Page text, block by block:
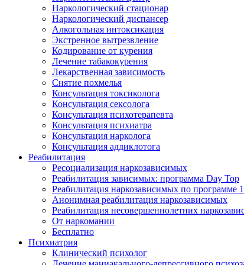
Наркологический стационар
Наркологический диспансер
Алкогольная интоксикация
Экстренное вытрезвление
Кодирование от курения
Лечение табакокурения
Лекарственная зависимость
Снятие похмелья
Консультация токсиколога
Консультация сексолога
Консультация психотерапевта
Консультация психиатра
Консультация нарколога
Консультация аддиклотога
Реабилитация
Ресоциализация наркозависимых
Реабилитация зависимых: программа Day Top
Реабилитация наркозависимых по программе
Анонимная реабилитация наркозависимых
Реабилитация несовершеннолетних
От наркомании
Бесплатно
Психиатрия
Клинический психолог